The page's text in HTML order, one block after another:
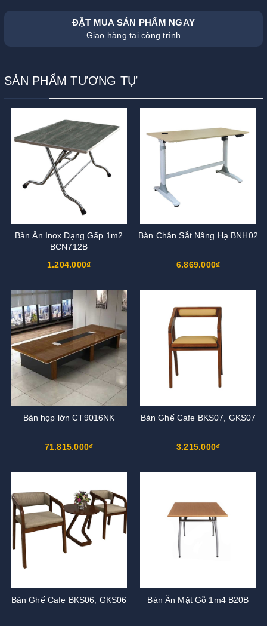
ĐẶT MUA SẢN PHẨM NGAY
Giao hàng tại công trình
SẢN PHẨM TƯƠNG TỰ
Bàn Ăn Inox Dạng Gấp 1m2
BCN712B
1.204.000₫
Bàn Chân Sắt Nâng Hạ BNH02
6.869.000₫
Bàn họp lớn CT9016NK
71.815.000₫
Bàn Ghế Cafe BKS07, GKS07
3.215.000₫
Bàn Ghế Cafe BKS06, GKS06 Bàn Ăn Mặt Gỗ 1m4 B20B